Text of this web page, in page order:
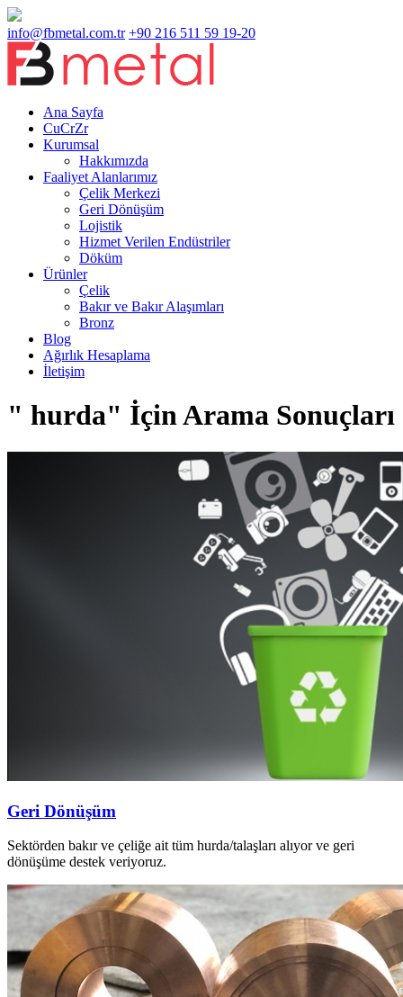
info@fbmetal.com.tr +90 216 511 59 19-20
Ana Sayfa
CuCrZr
Kurumsal
Hakkımızda
Faaliyet Alanlarımız
Çelik Merkezi
Geri Dönüşüm
Lojistik
Hizmet Verilen Endüstriler
Döküm
Ürünler
Çelik
Bakır ve Bakır Alaşımları
Bronz
Blog
Ağırlık Hesaplama
İletişim
" hurda" İçin Arama Sonuçları
Geri Dönüşüm
Sektörden bakır ve çeliğe ait tüm hurda/talaşları alıyor ve geri
dönüşüme destek veriyoruz.